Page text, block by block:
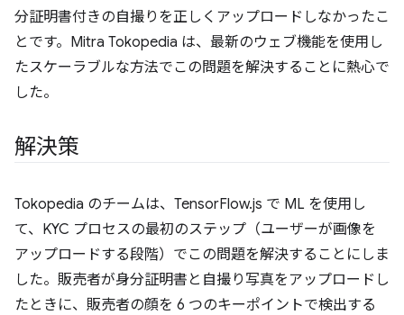
分証明書付きの自撮りを正しくアップロードしなかったこ
とです。Mitra Tokopedia は、最新のウェブ機能を使用し
たスケーラブルな方法でこの問題を解決することに熱心で
した。
解決策
Tokopedia のチームは、TensorFlow.js で ML を使用し
て、KYC プロセスの最初のステップ（ユーザーが画像を
アップロードする段階）でこの問題を解決することにしま
した。販売者が身分証明書と自撮り写真をアップロードし
たときに、販売者の顔を 6 つのキーポイントで検出する